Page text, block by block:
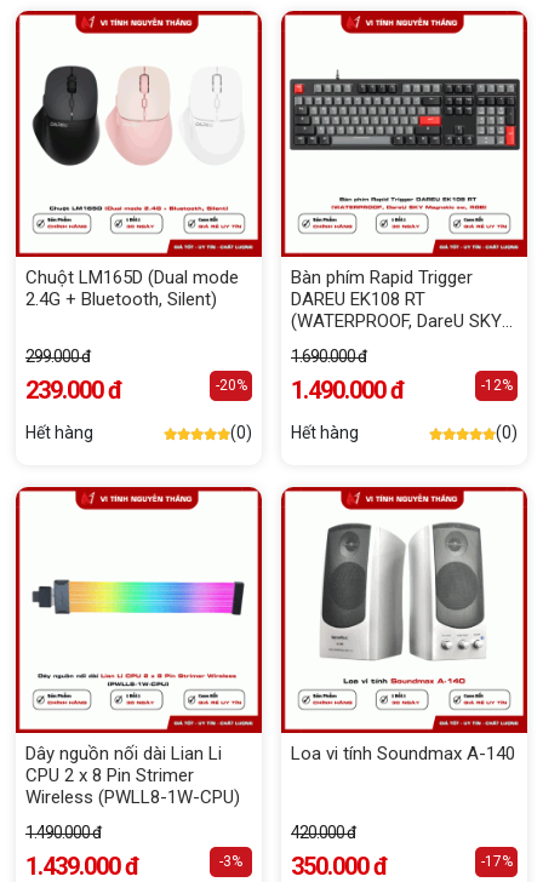
Chuột LM165D (Dual mode
2.4G + Bluetooth, Silent)
299.000 đ
239.000 đ -20%
Hết hàng (0)
Bàn phím Rapid Trigger
DAREU EK108 RT
(WATERPROOF, DareU SKY
1.690.000 đ
1.490.000 đ -12%
Hết hàng (0)
Dây nguồn nối dài Lian Li
CPU 2 x 8 Pin Strimer
Wireless (PWLL8-1W-CPU)
1.490.000 đ
1.439.000 đ -3%
Loa vi tính Soundmax A-140
420.000 đ
350.000 đ -17%